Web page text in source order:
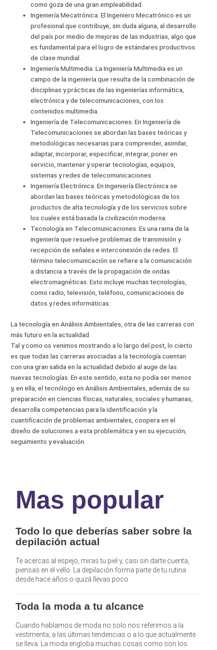
como goza de una gran empleabilidad.
Ingeniería Mecatrónica. El Ingeniero Mecatrónico es un
profesional que contribuye, sin duda alguna, al desarrollo
del país por medio de mejoras de las industrias, algo que
es fundamental para el logro de estándares productivos
de clase mundial.
Ingeniería Multimedia. La Ingeniería Multimedia es un
campo de la ingeniería que resulta de la combinación de
disciplinas y prácticas de las ingenierías informática,
electrónica y de telecomunicaciones, con los
contenidos multimedia.
Ingeniería de Telecomunicaciones. En Ingeniería de
Telecomunicaciones se abordan las bases teóricas y
metodológicas necesarias para comprender, asimilar,
adaptar, incorporar, especificar, integrar, poner en
servicio, mantener y operar tecnologías, equipos,
sistemas y redes de telecomunicaciones.
Ingeniería Electrónica. En Ingeniería Electrónica se
abordan las bases teóricas y metodológicas de los
productos de alta tecnología y de los servicios sobre
los cuales está basada la civilización moderna.
Tecnología en Telecomunicaciones. Es una rama de la
ingeniería que resuelve problemas de transmisión y
recepción de señales e interconexión de redes. El
término telecomunicación se refiere a la comunicación
a distancia a través de la propagación de ondas
electromagnéticas. Esto incluye muchas tecnologías,
como radio, televisión, teléfono, comunicaciones de
datos y redes informáticas.
La tecnología en Análisis Ambientales, otra de las carreras con
más futuro en la actualidad
Tal y como os venimos mostrando a lo largo del post, lo cierto
es que todas las carreras asociadas a la tecnología cuentan
con una gran salida en la actualidad debido al auge de las
nuevas tecnologías. En este sentido, esta no podía ser menos
y, en ella, el tecnólogo en Análisis Ambientales, además de su
preparación en ciencias físicas, naturales, sociales y humanas,
desarrolla competencias para la identificación y la
cuantificación de problemas ambientales, coopera en el
diseño de soluciones a esta problemática y en su ejecución,
seguimiento y evaluación.
Mas popular
Todo lo que deberías saber sobre la
depilación actual
Te acercas al espejo, miras tu piel y, casi sin darte cuenta,
piensas en el vello. La depilación forma parte de tu rutina
desde hace años o quizá llevas poco
Toda la moda a tu alcance
Cuando hablamos de moda no solo nos referimos a la
vestimenta, a las últimas tendencias o a lo que actualmente
se lleva. La moda engloba muchas cosas como son los